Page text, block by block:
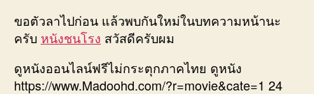
ขอตัวลาไปก่อน แล้วพบกันใหม่ในบทความหน้านะ
ครับ หนังชนโรง สวัสดีครับผม
ดูหนังออนไลน์ฟรีไม่กระตุกภาคไทย ดูหนัง
https://www.Madoohd.com/?r=movie&cate=1 24